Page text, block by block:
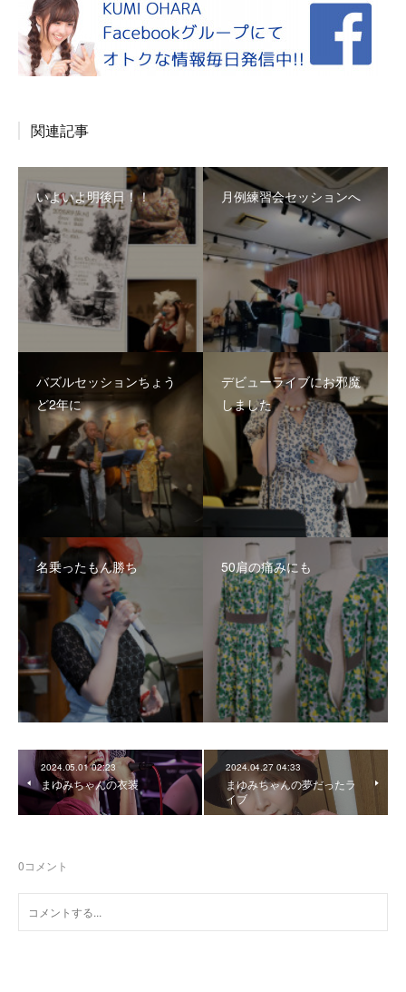
関連記事
いよいよ明後日！！ 月例練習会セッションへ
バズルセッションちょう
ど2年に
デビューライブにお邪魔
しました
名乗ったもん勝ち 50肩の痛みにも
2024.05.01 02:23
まゆみちゃんの衣装
2024.04.27 04:33
まゆみちゃんの夢だったラ
イブ
0コメント